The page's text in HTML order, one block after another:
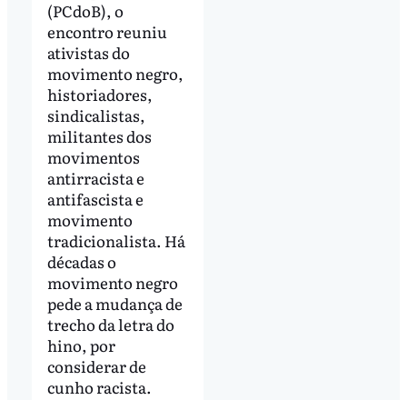
(PCdoB), o
encontro reuniu
ativistas do
movimento negro,
historiadores,
sindicalistas,
militantes dos
movimentos
antirracista e
antifascista e
movimento
tradicionalista. Há
décadas o
movimento negro
pede a mudança de
trecho da letra do
hino, por
considerar de
cunho racista.